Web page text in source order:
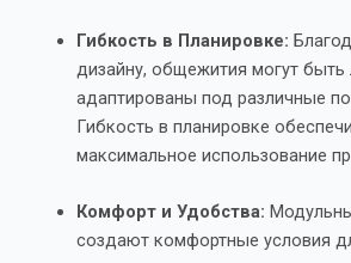
Гибкость в Планировке:
дизайну, общежития могут быть
адаптированы под различные
Гибкость в планировке
максимальное использование
Комфорт и Удобства:
создают комфортные условия